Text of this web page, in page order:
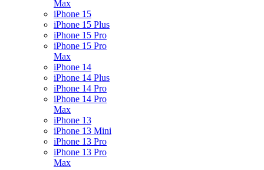
Max
iPhone 15
iPhone 15 Plus
iPhone 15 Pro
iPhone 15 Pro
Max
iPhone 14
iPhone 14 Plus
iPhone 14 Pro
iPhone 14 Pro
Max
iPhone 13
iPhone 13 Mini
iPhone 13 Pro
iPhone 13 Pro
Max